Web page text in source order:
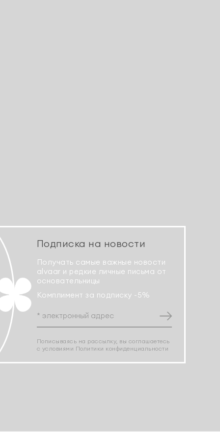
Подписка на новости
Получать самые важные новости
alvaar и редкие личные письма от
основательницы
Комплимент за подписку -5%
Пописываясь на рассылку, вы соглашаетесь
с условиями Политики конфиденциальности